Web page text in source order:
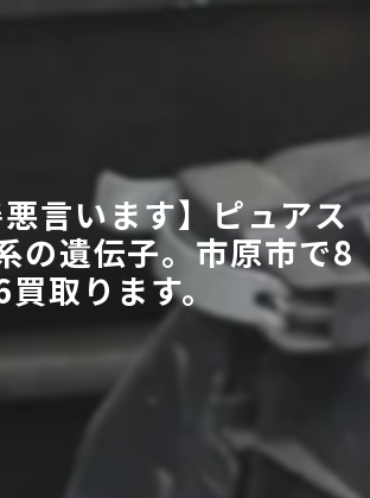
悪言います】ピュアス
の遺伝子。市原市で8
買取ります。